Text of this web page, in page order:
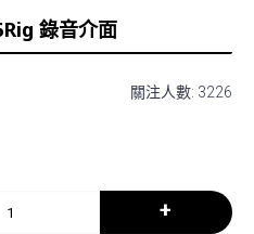
錄音介面
關注人數: 3226
+